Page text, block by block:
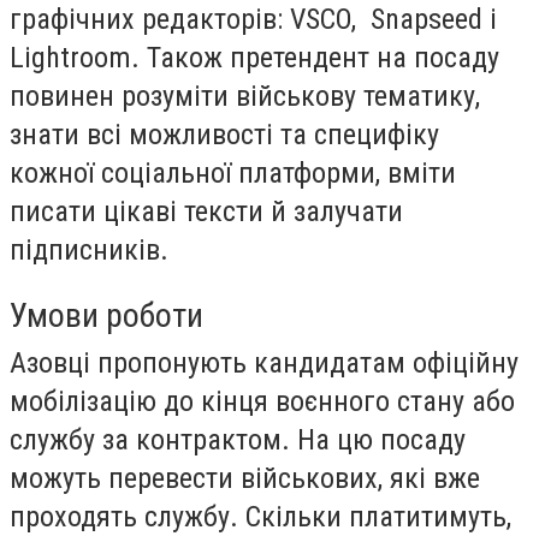
графічних редакторів: VSCO, Snapseed і
Lightroom. Також претендент на посаду
повинен розуміти військову тематику,
знати всі можливості та специфіку
кожної соціальної платформи, вміти
писати цікаві тексти й залучати
підписників.
Умови роботи
Азовці пропонують кандидатам офіційну
мобілізацію до кінця воєнного стану або
службу за контрактом. На цю посаду
можуть перевести військових, які вже
проходять службу. Скільки платитимуть,